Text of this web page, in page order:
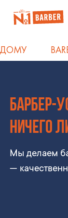
БАРБЕР-
НИЧЕГО
Мы делаем
—